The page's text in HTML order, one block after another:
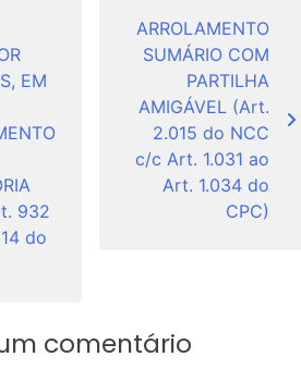
EM
932
do
ARROLAMENTO
SUMÁRIO COM
PARTILHA
AMIGÁVEL (Art.
2.015 do NCC
c/c Art. 1.031 ao
Art. 1.034 do
CPC)
comentário